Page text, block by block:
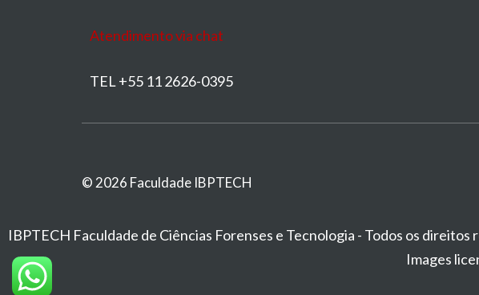
Atendimento via chat
TEL +55 11 2626-0395
© 2026 Faculdade IBPTECH
IBPTECH Faculdade de Ciências Forenses e Tecnologia - Todos os
Images